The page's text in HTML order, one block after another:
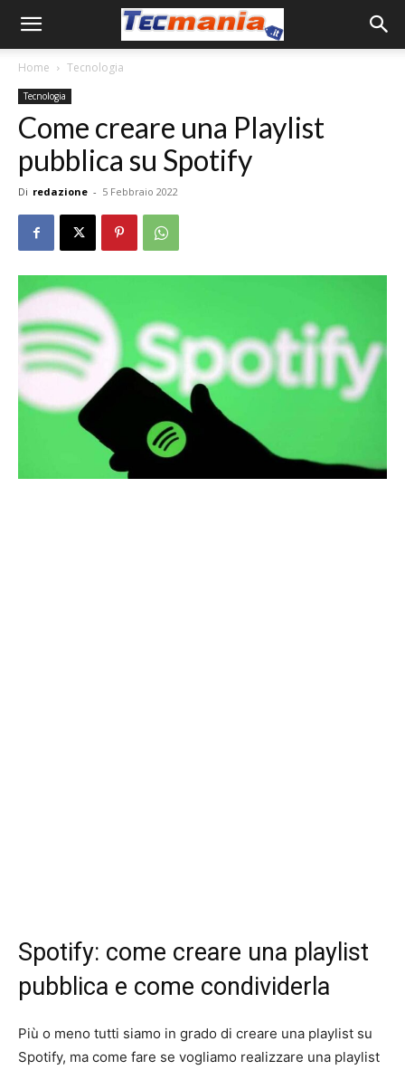
Home Tecnologia
Tecnologia
Come creare una Playlist
pubblica su Spotify
Di redazione - 5 Febbraio 2022
Spotify: come creare una playlist
pubblica e come condividerla
Più o meno tutti siamo in grado di creare una playlist su
Spotify, ma come fare se vogliamo realizzare una playlist